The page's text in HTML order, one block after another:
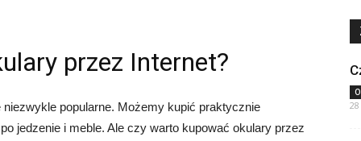
przez Internet?
popularne. Możemy kupić praktycznie
jedzenie i meble. Ale czy warto kupować okulary przez